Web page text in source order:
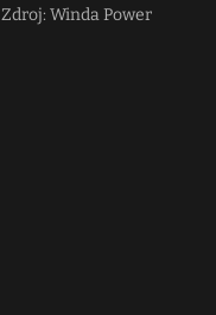
Zdroj: Winda Power